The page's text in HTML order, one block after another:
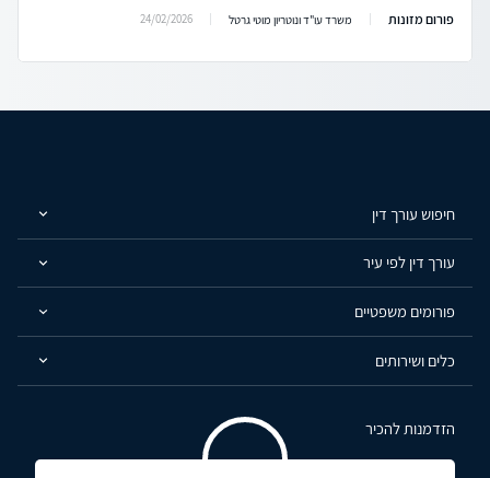
פורום מזונות משרד עו"ד ונוטריון מוטי גרטל 24/02/2026
חיפוש עורך דין
עורך דין לפי עיר
פורומים משפטיים
כלים ושירותים
הזדמנות להכיר